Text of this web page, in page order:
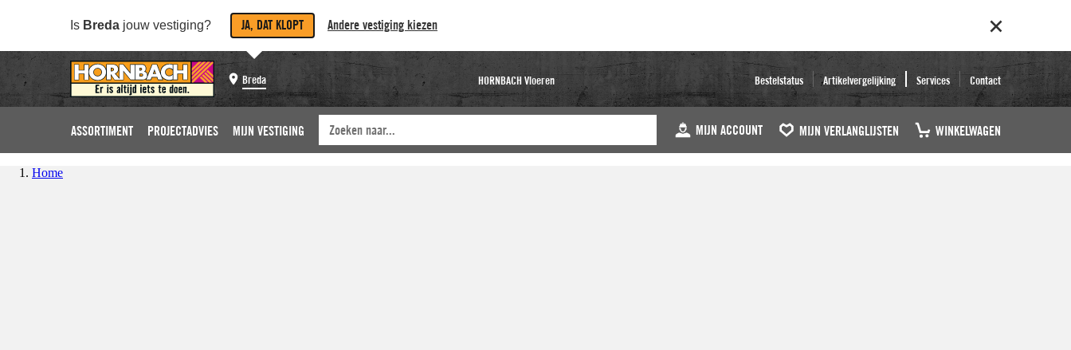
Is Breda jouw vestiging? JA, DAT KLOPT Andere vestiging kiezen
Breda HORNBACH Vloeren Bestelstatus Artikelvergelijking Services Contact
ASSORTIMENT PROJECTADVIES MIJN VESTIGING MIJN ACCOUNT MIJN VERLANGLIJSTEN WINKELWAGEN
Home